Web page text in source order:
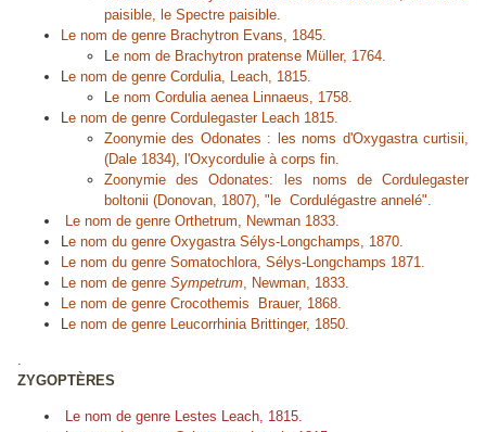
paisible, le Spectre paisible.
Le nom de genre Brachytron Evans, 1845.
Le nom de Brachytron pratense Müller, 1764.
Le nom de genre Cordulia, Leach, 1815.
Le nom Cordulia aeneaLinnaeus, 1758.
Le nom de genre CordulegasterLeach 1815.
Zoonymie des Odonates : les noms d'Oxygastra curtisii,
(Dale 1834), l'Oxycordulie à corps fin.
Zoonymie des Odonates: les noms de Cordulegaster
boltonii (Donovan, 1807), "le Cordulégastre annelé".
Le nom de genre Orthetrum, Newman 1833.
Le nom du genre OxygastraSélys-Longchamps, 1870.
Le nom du genre Somatochlora, Sélys-Longchamps 1871.
Le nom de genre Sympetrum, Newman, 1833.
Le nom de genre Crocothemis
Brauer, 1868.
Le nom de genre LeucorrhiniaBrittinger, 1850.
.
ZYGOPTÈRES
Le nom de genre Lestes Leach, 1815.